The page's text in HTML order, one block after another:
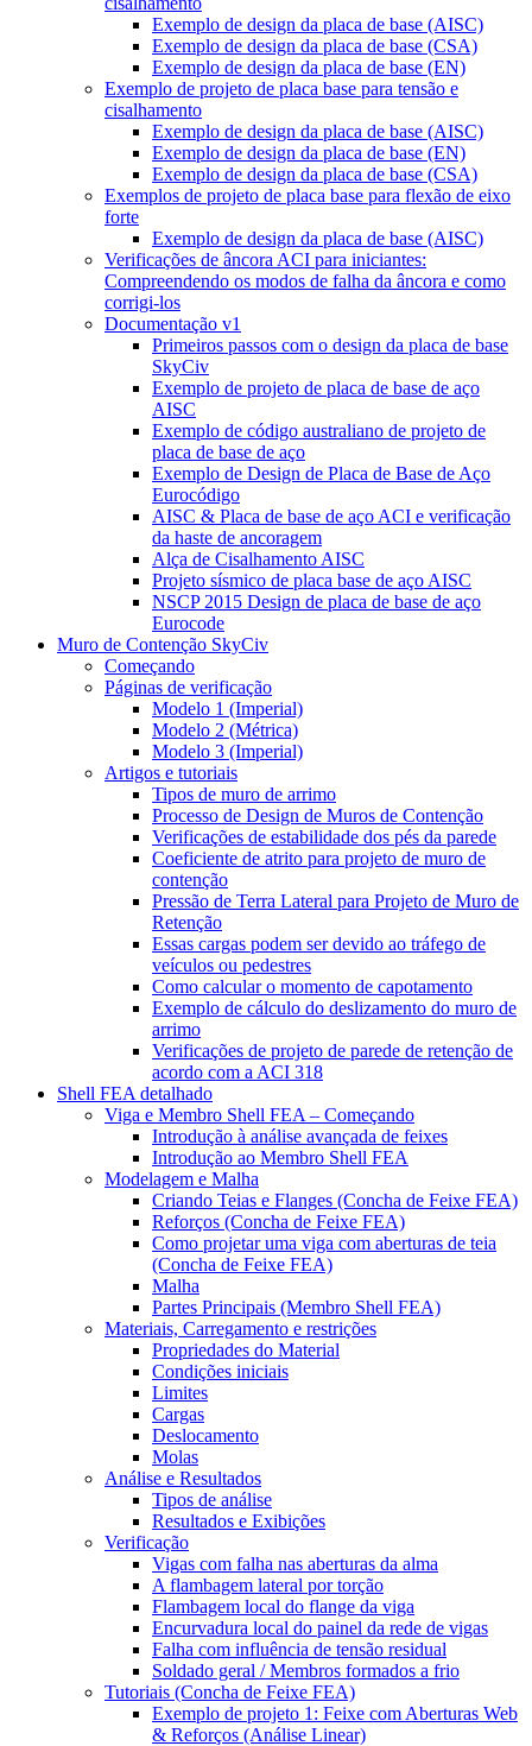
Exemplo de design da placa de base (AISC)
Exemplo de design da placa de base (CSA)
Exemplo de design da placa de base (EN)
Exemplo de projeto de placa base para tensão e
cisalhamento
Exemplo de design da placa de base (AISC)
Exemplo de design da placa de base (EN)
Exemplo de design da placa de base (CSA)
Exemplos de projeto de placa base para flexão de eixo
forte
Exemplo de design da placa de base (AISC)
Verificações de âncora ACI para iniciantes:
Compreendendo os modos de falha da âncora e como
corrigi-los
Documentação v1
Primeiros passos com o design da placa de base
SkyCiv
Exemplo de projeto de placa de base de aço
AISC
Exemplo de código australiano de projeto de
placa de base de aço
Exemplo de Design de Placa de Base de Aço
Eurocódigo
AISC & Placa de base de aço ACI e verificação
da haste de ancoragem
Alça de Cisalhamento AISC
Projeto sísmico de placa base de aço AISC
NSCP 2015 Design de placa de base de aço
Eurocode
Muro de Contenção SkyCiv
Começando
Páginas de verificação
Modelo 1 (Imperial)
Modelo 2 (Métrica)
Modelo 3 (Imperial)
Artigos e tutoriais
Tipos de muro de arrimo
Processo de Design de Muros de Contenção
Verificações de estabilidade dos pés da parede
Coeficiente de atrito para projeto de muro de
contenção
Pressão de Terra Lateral para Projeto de Muro de
Retenção
Essas cargas podem ser devido ao tráfego de
veículos ou pedestres
Como calcular o momento de capotamento
Exemplo de cálculo do deslizamento do muro de
arrimo
Verificações de projeto de parede de retenção de
acordo com a ACI 318
Shell FEA detalhado
Viga e Membro Shell FEA – Começando
Introdução à análise avançada de feixes
Introdução ao Membro Shell FEA
Modelagem e Malha
Criando Teias e Flanges (Concha de Feixe FEA)
Reforços (Concha de Feixe FEA)
Como projetar uma viga com aberturas de teia
(Concha de Feixe FEA)
Malha
Partes Principais (Membro Shell FEA)
Materiais, Carregamento e restrições
Propriedades do Material
Condições iniciais
Limites
Cargas
Deslocamento
Molas
Análise e Resultados
Tipos de análise
Resultados e Exibições
Verificação
Vigas com falha nas aberturas da alma
A flambagem lateral por torção
Flambagem local do flange da viga
Encurvadura local do painel da rede de vigas
Falha com influência de tensão residual
Soldado geral / Membros formados a frio
Tutoriais (Concha de Feixe FEA)
Exemplo de projeto 1: Feixe com Aberturas Web
& Reforços (Análise Linear)